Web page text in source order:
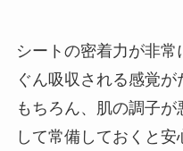
シートの密着力が非
ぐん吸収される感覚
もちろん、肌の調子
して常備しておくと安